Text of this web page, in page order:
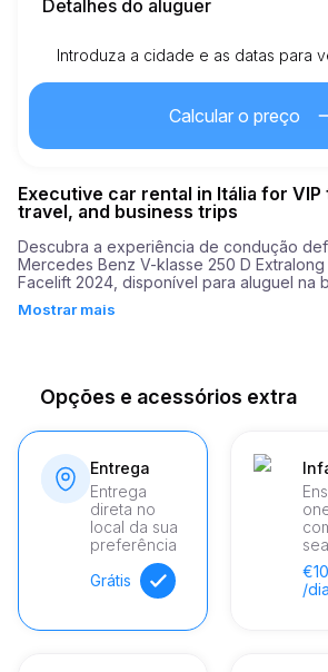
Detalhes do aluguer
Km incluídos
Idade mínima
Depósito de segurança
Introduza a cidade e as datas para
Calcular o preço
Executive car rental in Itália for
travel, and business trips
Descubra a experiência de condução
Mercedes Benz V-klasse 250 D
Facelift 2024, disponível para aluguel na
relaxantes e os movimentados cenários
cavalos de potência, oferecendo um
permite conquistar qualquer estrada.
testemunho de sua engenharia dinâmica.
Mostrar mais
Opções e acessórios extra
Entrega
Entrega
direta no
local da sua
preferência
Grátis
/dia